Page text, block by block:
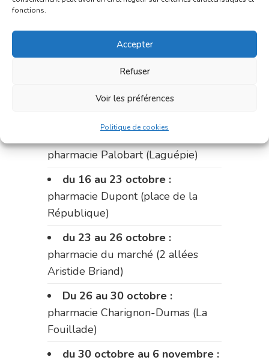
fonctions.
Accepter
Refuser
Voir les préférences
Politique de cookies
Bonnemaire (rue Saint-Jacques)
du 9 au 12 octobre:pharmacie
Carnus (rue Marcellin-Fabre)
Le 12 octobre :pharmacie
pharmacie Palobart (Laguépie)
du 16 au 23 octobre :
pharmacie Dupont (place de la
République)
du 23 au 26 octobre :
pharmacie du marché (2 allées
Aristide Briand)
Du 26 au 30 octobre :
pharmacie Charignon-Dumas (La
Fouillade)
du 30 octobre au 6 novembre :